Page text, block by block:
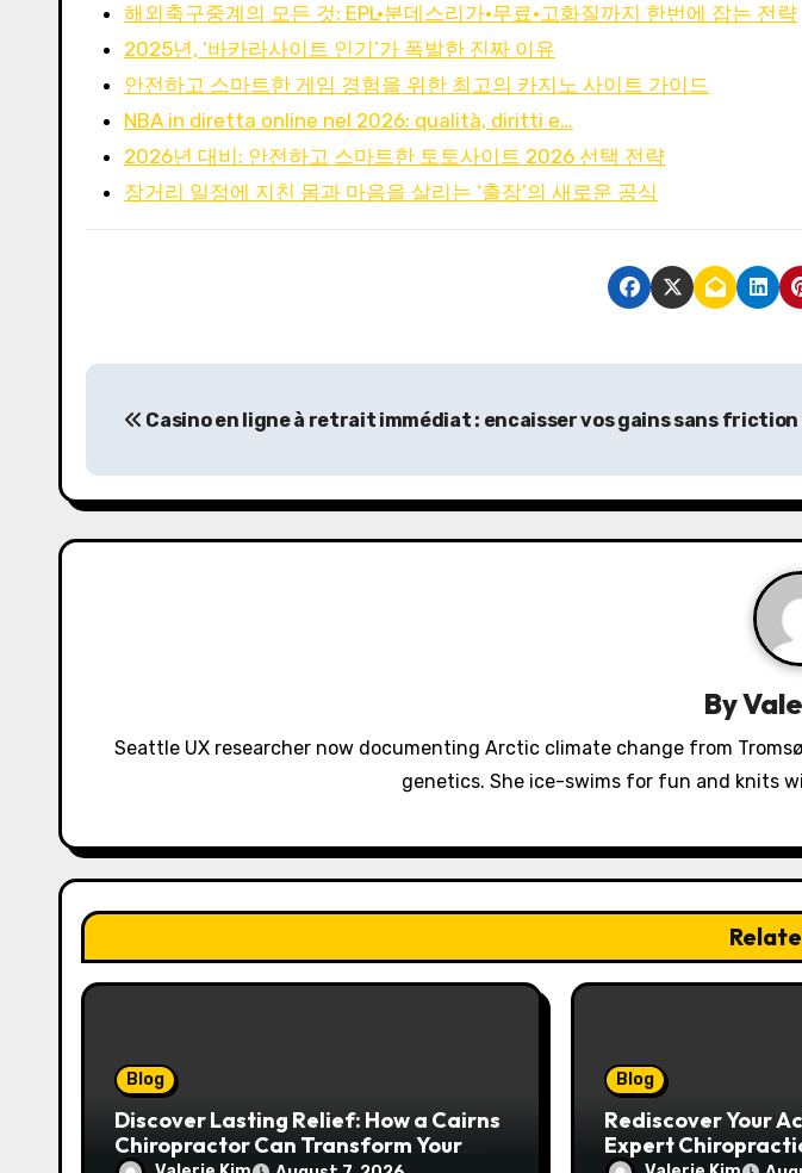
해외축구중계의 모든 것: EPL·분데스리가·무료·고화질까지 한번에 잡는 전략
2025년, ‘바카라사이트 인기’가 폭발한 진짜 이유
안전하고 스마트한 게임 경험을 위한 최고의 카지노 사이트 가이드
NBA in diretta online nel 2026: qualità, diritti e…
2026년 대비: 안전하고 스마트한 토토사이트 2026 선택 전략
장거리 일정에 지친 몸과 마음을 살리는 ‘출장’의 새로운 공식
P
s
t
t
i
o
Casino en ligne à retrait immédiat : encaisser vos gains sans friction
By
Seattle UX researcher now documenting Arctic climate change from
genetics. She ice-swims for fun and knits
Blog
Discover Lasting Relief: How a Cairns
Chiropractor Can Transform Your
Blog
Rediscover Your
Expert